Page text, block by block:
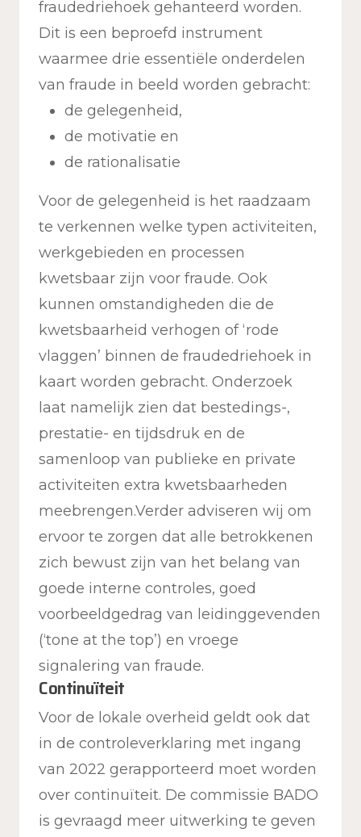
fraudedriehoek gehanteerd worden.
Dit is een beproefd instrument
waarmee drie essentiële onderdelen
van fraude in beeld worden gebracht:
de gelegenheid,
de motivatie en
de rationalisatie
Voor de gelegenheid is het raadzaam
te verkennen welke typen activiteiten,
werkgebieden en processen
kwetsbaar zijn voor fraude. Ook
kunnen omstandigheden die de
kwetsbaarheid verhogen of ‘rode
vlaggen’ binnen de fraudedriehoek in
kaart worden gebracht. Onderzoek
laat namelijk zien dat bestedings-,
prestatie- en tijdsdruk en de
samenloop van publieke en private
activiteiten extra kwetsbaarheden
meebrengen.Verder adviseren wij om
ervoor te zorgen dat alle betrokkenen
zich bewust zijn van het belang van
goede interne controles, goed
voorbeeldgedrag van leidinggevenden
(‘tone at the top’) en vroege
signalering van fraude.
Continuïteit
Voor de lokale overheid geldt ook dat
in de controleverklaring met ingang
van 2022 gerapporteerd moet worden
over continuïteit. De commissie BADO
is gevraagd meer uitwerking te geven